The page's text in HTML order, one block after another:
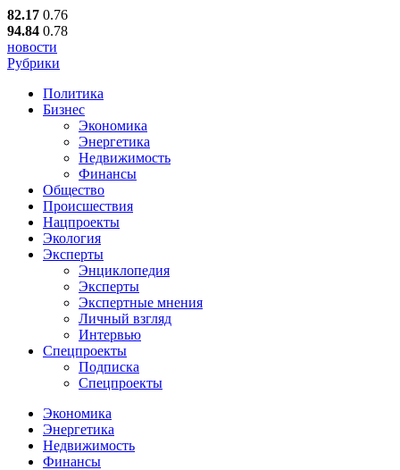
82.17 0.76
94.84 0.78
новости
Рубрики
Политика
Бизнес
Экономика
Энергетика
Недвижимость
Финансы
Общество
Происшествия
Нацпроекты
Экология
Эксперты
Энциклопедия
Эксперты
Экспертные мнения
Личный взгляд
Интервью
Спецпроекты
Подписка
Спецпроекты
Экономика
Энергетика
Недвижимость
Финансы